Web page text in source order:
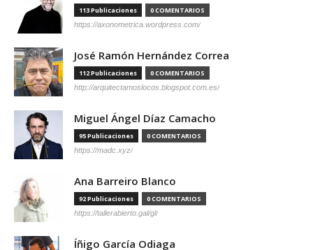
113 Publicaciones 0 COMENTARIOS
https://axonometrica.wordpress.com/
José Ramón Hernández Correa
112 Publicaciones 0 COMENTARIOS
http://arquitectamoslocos.blogspot.com.es/
Miguel Ángel Díaz Camacho
95 Publicaciones 0 COMENTARIOS
https://madc.xyz/
Ana Barreiro Blanco
92 Publicaciones 0 COMENTARIOS
https://tallerabierto.gal/gl/
Íñigo García Odiaga